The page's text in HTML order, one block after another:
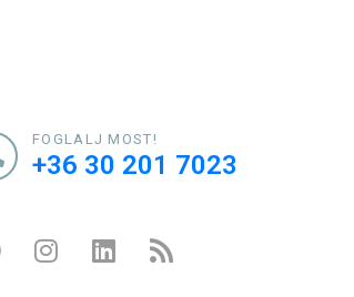
FOGLALJ MOST!
+36 30 201 7023